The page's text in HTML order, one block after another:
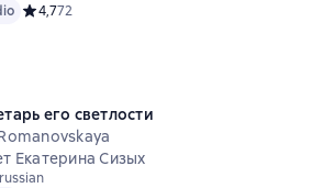
Средний рейтинг 4,7 на основе 72 оценок
4,772
его светлости
Екатерина Сизых